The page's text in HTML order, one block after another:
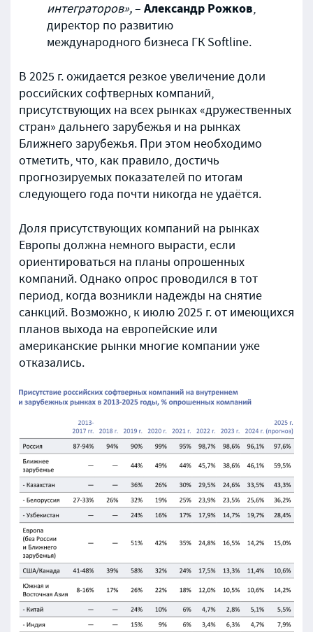
интеграторов»,– Александр Рожков,
директор по развитию
международного бизнеса ГК Softline.
В 2025 г. ожидается резкое увеличение доли
российских софтверных компаний,
присутствующих на всех рынках «дружественных
стран» дальнего зарубежья и на рынках
Ближнего зарубежья. При этом необходимо
отметить, что, как правило, достичь
прогнозируемых показателей по итогам
следующего года почти никогда не удаётся.
Доля присутствующих компаний на рынках
Европы должна немного вырасти, если
ориентироваться на планы опрошенных
компаний. Однако опрос проводился в тот
период, когда возникли надежды на снятие
санкций. Возможно, к июлю 2025 г. от имеющихся
планов выхода на европейские или
американские рынки многие компании уже
отказались.